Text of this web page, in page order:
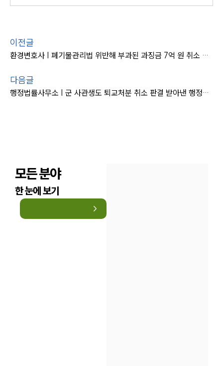
이전글
환경변호사 | 폐기물관리법 위반해 부과된 과징금 7억 원 취소 판결
다음글
행정법률사무소 | 군 사관생도 퇴교처분 취소 판결 받아낸 행정변호사
모든 분야
한 눈에 보기